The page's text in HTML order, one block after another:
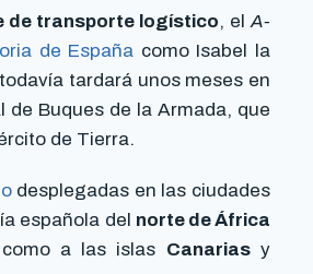
de transporte logístico, elA-
de España como Isabel la
tardará unos meses en
Buques de la Armada, que
de Tierra.
desplegadas en las ciudades
española del norte de África
a las islas Canariasy